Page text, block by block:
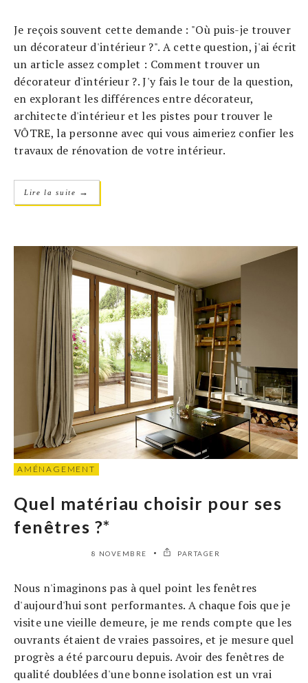
Je reçois souvent cette demande : "Où puis-je trouver
un décorateur d'intérieur ?". A cette question, j'ai écrit
un article assez complet : Comment trouver un
décorateur d'intérieur ?. J'y fais le tour de la question,
en explorant les différences entre décorateur,
architecte d'intérieur et les pistes pour trouver le
VÔTRE, la personne avec qui vous aimeriez confier les
travaux de rénovation de votre intérieur.
Lire la suite →
AMÉNAGEMENT
Quel matériau choisir pour ses
fenêtres ?*
8 NOVEMBRE PARTAGER
Nous n'imaginons pas à quel point les fenêtres
d'aujourd'hui sont performantes. A chaque fois que je
visite une vieille demeure, je me rends compte que les
ouvrants étaient de vraies passoires, et je mesure quel
progrès a été parcouru depuis. Avoir des fenêtres de
qualité doublées d'une bonne isolation est un vrai